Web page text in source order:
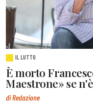
IL LUTTO
È morto
Maestrone» se
di Redazione